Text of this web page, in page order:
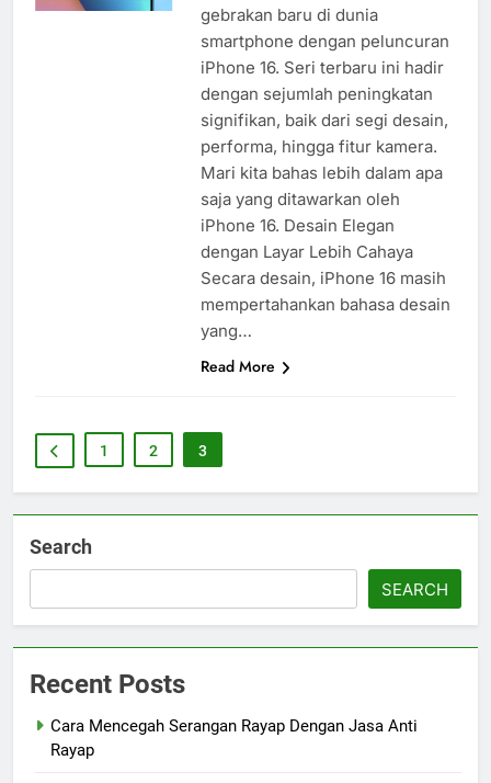
gebrakan baru di dunia
smartphone dengan peluncuran
iPhone 16. Seri terbaru ini hadir
dengan sejumlah peningkatan
signifikan, baik dari segi desain,
performa, hingga fitur kamera.
Mari kita bahas lebih dalam apa
saja yang ditawarkan oleh
iPhone 16. Desain Elegan
dengan Layar Lebih Cahaya
Secara desain, iPhone 16 masih
mempertahankan bahasa desain
yang…
Read More
1 2 3
Search
SEARCH
Recent Posts
Cara Mencegah Serangan Rayap Dengan Jasa Anti
Rayap